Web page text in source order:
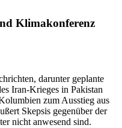
Klimakonferenz
darunter geplante
Iran-Krieges in Pakistan
zum Ausstieg aus
Skepsis gegenüber der
nicht anwesend sind.